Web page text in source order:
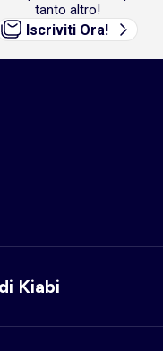
tanto altro!
Iscriviti Ora!
Kiabi